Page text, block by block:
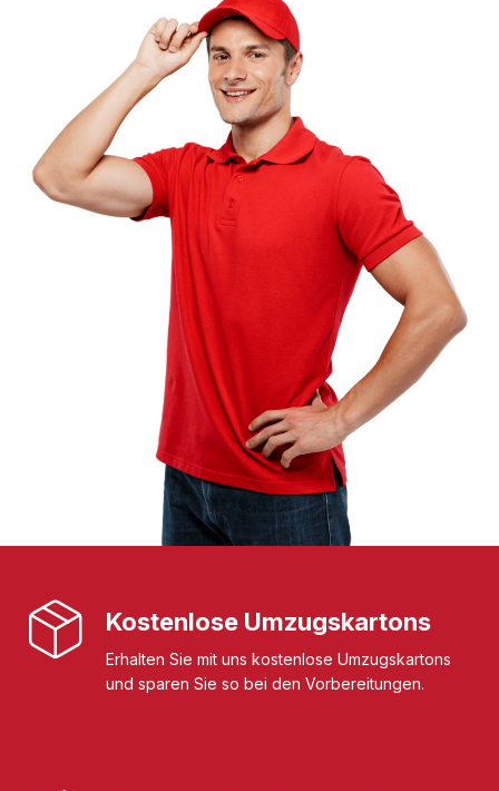
Kostenlose Umzugskartons
Erhalten Sie mit uns kostenlose Umzugskartons
und sparen Sie so bei den Vorbereitungen.